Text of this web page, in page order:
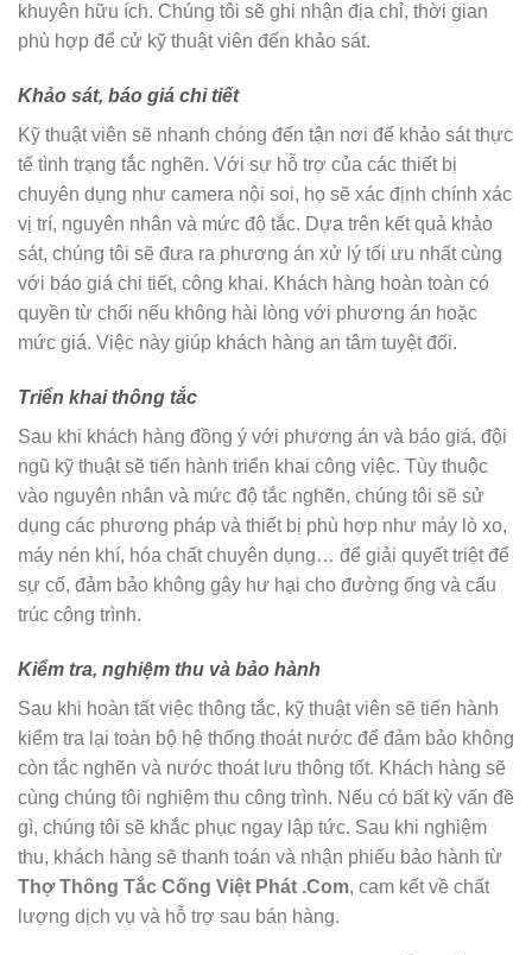
khuyên hữu ích. Chúng tôi sẽ ghi nhận địa chỉ, thời gian
phù hợp để cử kỹ thuật viên đến khảo sát.
Khảo sát, báo giá chi tiết
Kỹ thuật viên sẽ nhanh chóng đến tận nơi để khảo sát thực
tế tình trạng tắc nghẽn. Với sự hỗ trợ của các thiết bị
chuyên dụng như camera nội soi, họ sẽ xác định chính xác
vị trí, nguyên nhân và mức độ tắc. Dựa trên kết quả khảo
sát, chúng tôi sẽ đưa ra phương án xử lý tối ưu nhất cùng
với báo giá chi tiết, công khai. Khách hàng hoàn toàn có
quyền từ chối nếu không hài lòng với phương án hoặc
mức giá. Việc này giúp khách hàng an tâm tuyệt đối.
Triển khai thông tắc
Sau khi khách hàng đồng ý với phương án và báo giá, đội
ngũ kỹ thuật sẽ tiến hành triển khai công việc. Tùy thuộc
vào nguyên nhân và mức độ tắc nghẽn, chúng tôi sẽ sử
dụng các phương pháp và thiết bị phù hợp như máy lò xo,
máy nén khí, hóa chất chuyên dụng… để giải quyết triệt để
sự cố, đảm bảo không gây hư hại cho đường ống và cấu
trúc công trình.
Kiểm tra, nghiệm thu và bảo hành
Sau khi hoàn tất việc thông tắc, kỹ thuật viên sẽ tiến hành
kiểm tra lại toàn bộ hệ thống thoát nước để đảm bảo không
còn tắc nghẽn và nước thoát lưu thông tốt. Khách hàng sẽ
cùng chúng tôi nghiệm thu công trình. Nếu có bất kỳ vấn đề
gì, chúng tôi sẽ khắc phục ngay lập tức. Sau khi nghiệm
thu, khách hàng sẽ thanh toán và nhận phiếu bảo hành từ
Thợ Thông Tắc Cống Việt Phát .Com, cam kết về chất
lượng dịch vụ và hỗ trợ sau bán hàng.